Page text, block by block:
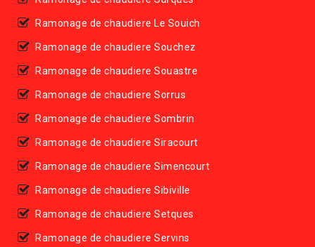
Ramonage de chaudiere Le Souich
Ramonage de chaudiere Souchez
Ramonage de chaudiere Souastre
Ramonage de chaudiere Sorrus
Ramonage de chaudiere Sombrin
Ramonage de chaudiere Siracourt
Ramonage de chaudiere Simencourt
Ramonage de chaudiere Sibiville
Ramonage de chaudiere Setques
Ramonage de chaudiere Servins